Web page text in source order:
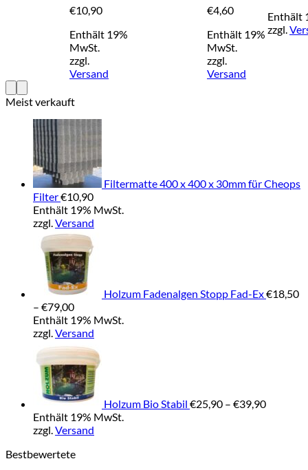
€10,90
Enthält 19%
MwSt.
zzgl.
Versand
€4,60
Enthält 19%
MwSt.
zzgl.
Versand
Enthält
zzgl.
Meist verkauft
Filtermatte 400 x 400 x 30mm für Cheops
Filter€10,90
Enthält 19% MwSt.
zzgl.Versand
Holzum Fadenalgen Stopp Fad-Ex€18,50
– €79,00Preisspanne:
€18,50
bis
€79,00
Enthält 19% MwSt.
zzgl.Versand
Holzum Bio Stabil €25,90 – €39,90
Enthält 19% MwSt.
zzgl.Versand
Bestbewertete